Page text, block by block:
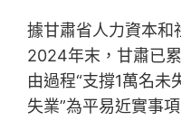
據甘肅省人力資本
2024年末，甘肅已
由過程“支撐1萬名未
失業”為平易近實事